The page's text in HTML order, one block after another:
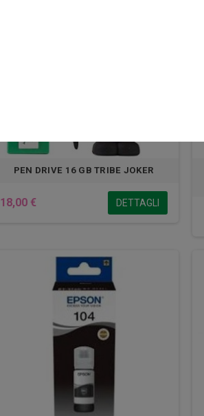
PEN DRIVE 16 GB TRIBE JOKER
18,00 € DETTAGLI